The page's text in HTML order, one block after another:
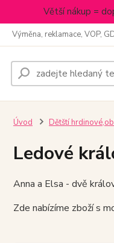
Větší nákup =
Výměna, reklamace, VOP,
Úvod Dětští
Ledové
Anna a Elsa - dvě
Zde nabízíme zboží s